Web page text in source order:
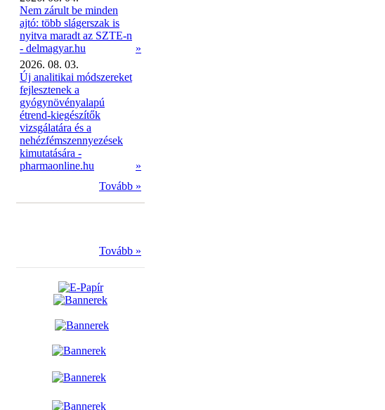
Nem zárult be minden
ajtó: több slágerszak is
nyitva maradt az SZTE-n
- delmagyar.hu
»
2026. 08. 03.
Új analitikai módszereket
fejlesztenek a
gyógynövényalapú
étrend-kiegészítők
vizsgálatára és a
nehézfémszennyezések
kimutatására -
pharmaonline.hu
»
Tovább »
Tovább »